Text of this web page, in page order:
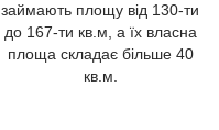
займають площу від 130-ти
до 167-ти кв.м, а їх власна
площа складає більше 40
кв.м.